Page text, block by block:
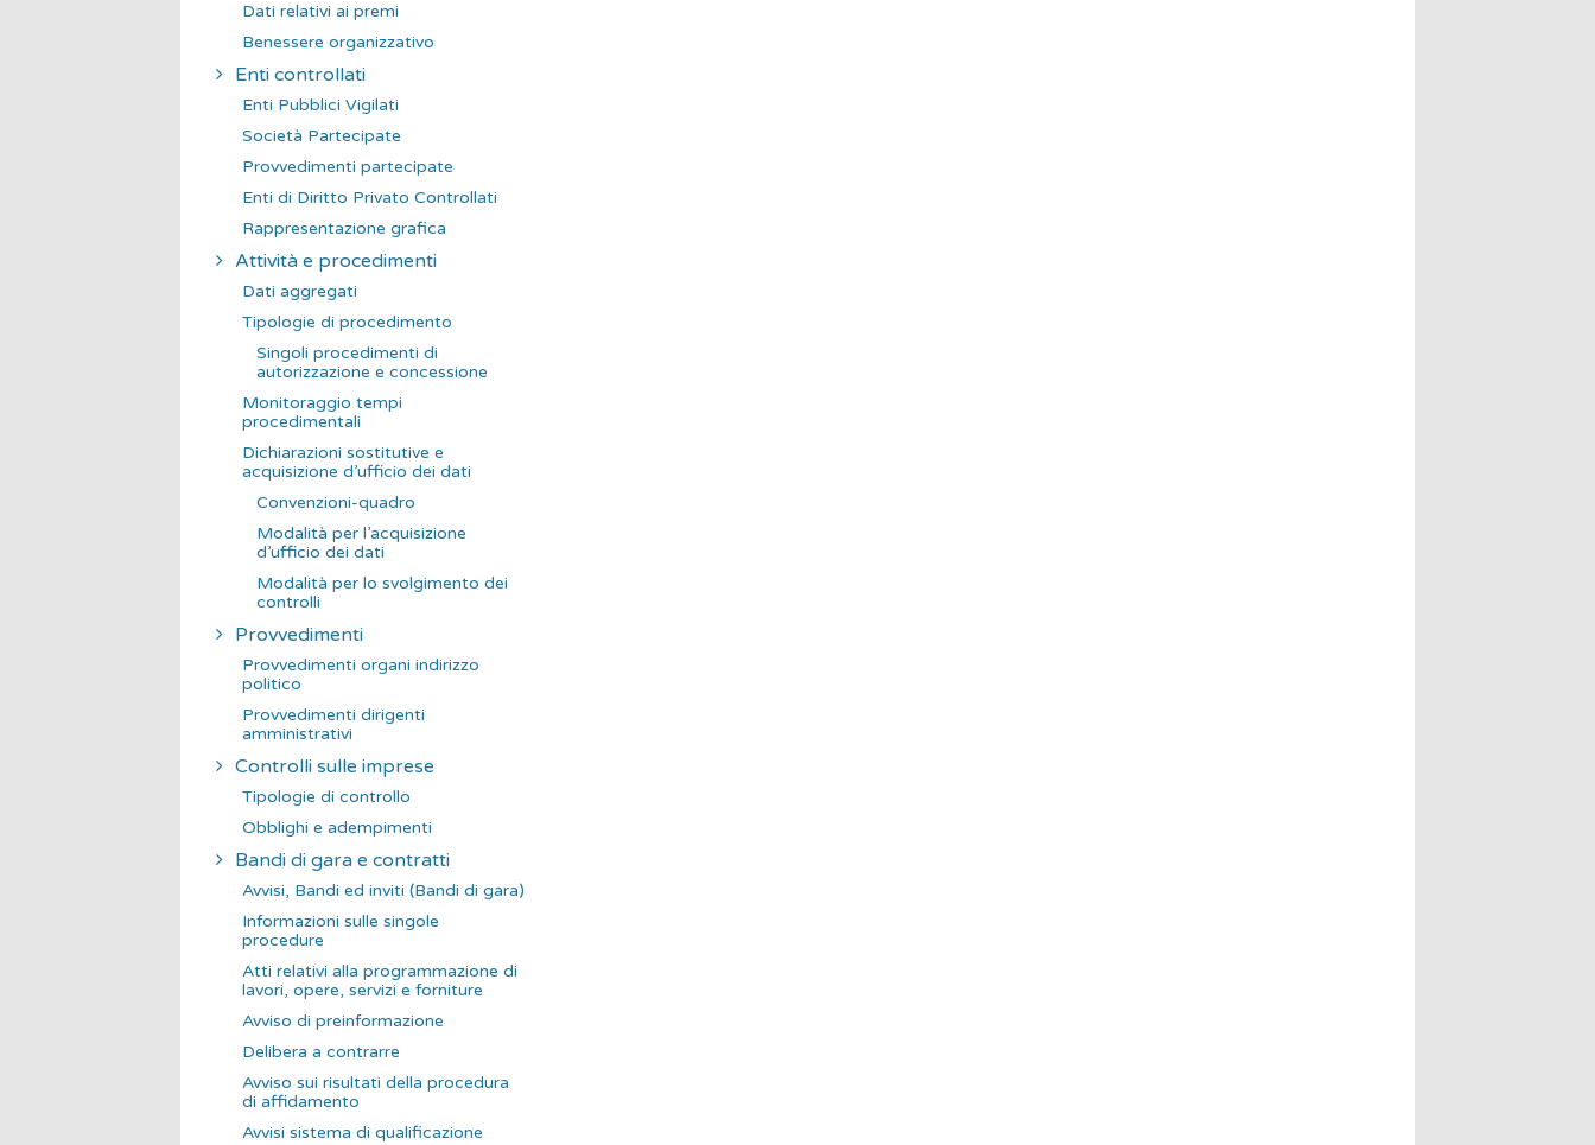
Dati relativi ai premi
Benessere organizzativo
Enti controllati
Enti Pubblici Vigilati
Società Partecipate
Provvedimenti partecipate
Enti di Diritto Privato Controllati
Rappresentazione grafica
Attività e procedimenti
Dati aggregati
Tipologie di procedimento
Singoli procedimenti di
autorizzazione e concessione
Monitoraggio tempi
procedimentali
Dichiarazioni sostitutive e
acquisizione d’ufficio dei dati
Convenzioni-quadro
Modalità per l’acquisizione
d’ufficio dei dati
Modalità per lo svolgimento dei
controlli
Provvedimenti
Provvedimenti organi indirizzo
politico
Provvedimenti dirigenti
amministrativi
Controlli sulle imprese
Tipologie di controllo
Obblighi e adempimenti
Bandi di gara e contratti
Avvisi, Bandi ed inviti (Bandi di gara)
Informazioni sulle singole
procedure
Atti relativi alla programmazione di
lavori, opere, servizi e forniture
Avviso di preinformazione
Delibera a contrarre
Avviso sui risultati della procedura
di affidamento
Avvisi sistema di qualificazione